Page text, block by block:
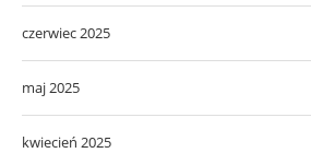
czerwiec 2025
maj 2025
kwiecień 2025